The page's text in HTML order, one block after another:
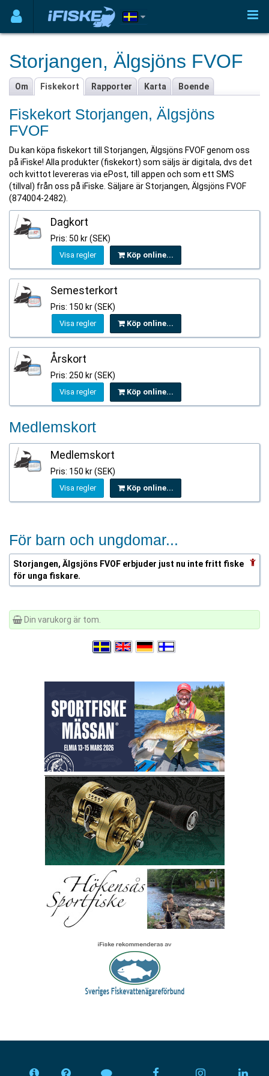
Storjangen, Älgsjöns FVOF
Om Fiskekort Rapporter Karta Boende
Fiskekort Storjangen, Älgsjöns
FVOF
Du kan köpa fiskekort till Storjangen, Älgsjöns FVOF genom oss
på iFiske! Alla produkter (fiskekort) som säljs är digitala, dvs det
och kvittot levereras via ePost, till appen och som ett SMS
(tillval) från oss på iFiske. Säljare är Storjangen, Älgsjöns FVOF
(874004-2482).
Dagkort
Pris: 50 kr (SEK)
Visa regler Köp online...
Semesterkort
Pris: 150 kr (SEK)
Visa regler Köp online...
Årskort
Pris: 250 kr (SEK)
Visa regler Köp online...
Medlemskort
Medlemskort
Pris: 150 kr (SEK)
Visa regler Köp online...
För barn och ungdomar...
Storjangen, Älgsjöns FVOF erbjuder just nu inte fritt fiske
för unga fiskare.
Din varukorg är tom.